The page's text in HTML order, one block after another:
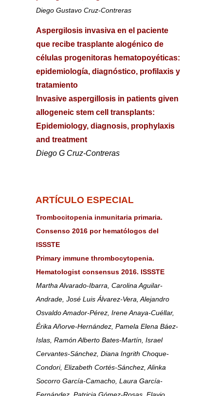
Diego Gustavo Cruz-Contreras
Aspergilosis invasiva en el paciente
que recibe trasplante alogénico de
células progenitoras hematopoyéticas:
epidemiología, diagnóstico, profilaxis y
tratamiento
Invasive aspergillosis in patients given
allogeneic stem cell transplants:
Epidemiology, diagnosis, prophylaxis
and treatment
Diego G Cruz-Contreras
ARTÍCULO ESPECIAL
Trombocitopenia inmunitaria primaria.
Consenso 2016 por hematólogos del
ISSSTE
Primary immune thrombocytopenia.
Hematologist consensus 2016. ISSSTE
Martha Alvarado-Ibarra, Carolina Aguilar-
Andrade, José Luis Álvarez-Vera, Alejandro
Osvaldo Amador-Pérez, Irene Anaya-Cuéllar,
Érika Añorve-Hernández, Pamela Elena Báez-
Islas, Ramón Alberto Bates-Martín, Israel
Cervantes-Sánchez, Diana Ingrith Choque-
Condori, Elizabeth Cortés-Sánchez, Alinka
Socorro García-Camacho, Laura García-